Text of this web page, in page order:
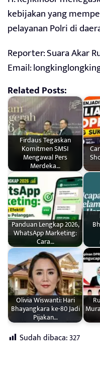
kebijakan yang
pelayanan Polri di
Reporter: Suara Akar
Email:
Related Posts:
Firdaus Tegaskan
Komitmen SMSI
Mengawal Pers
Merdeka…
Panduan Lengkap 2026,
WhatsApp Marketing:
Cara…
Olivia Wiswanti: Hari
Bhayangkara ke-80 Jadi
Pijakan…
Sudah dibaca:327